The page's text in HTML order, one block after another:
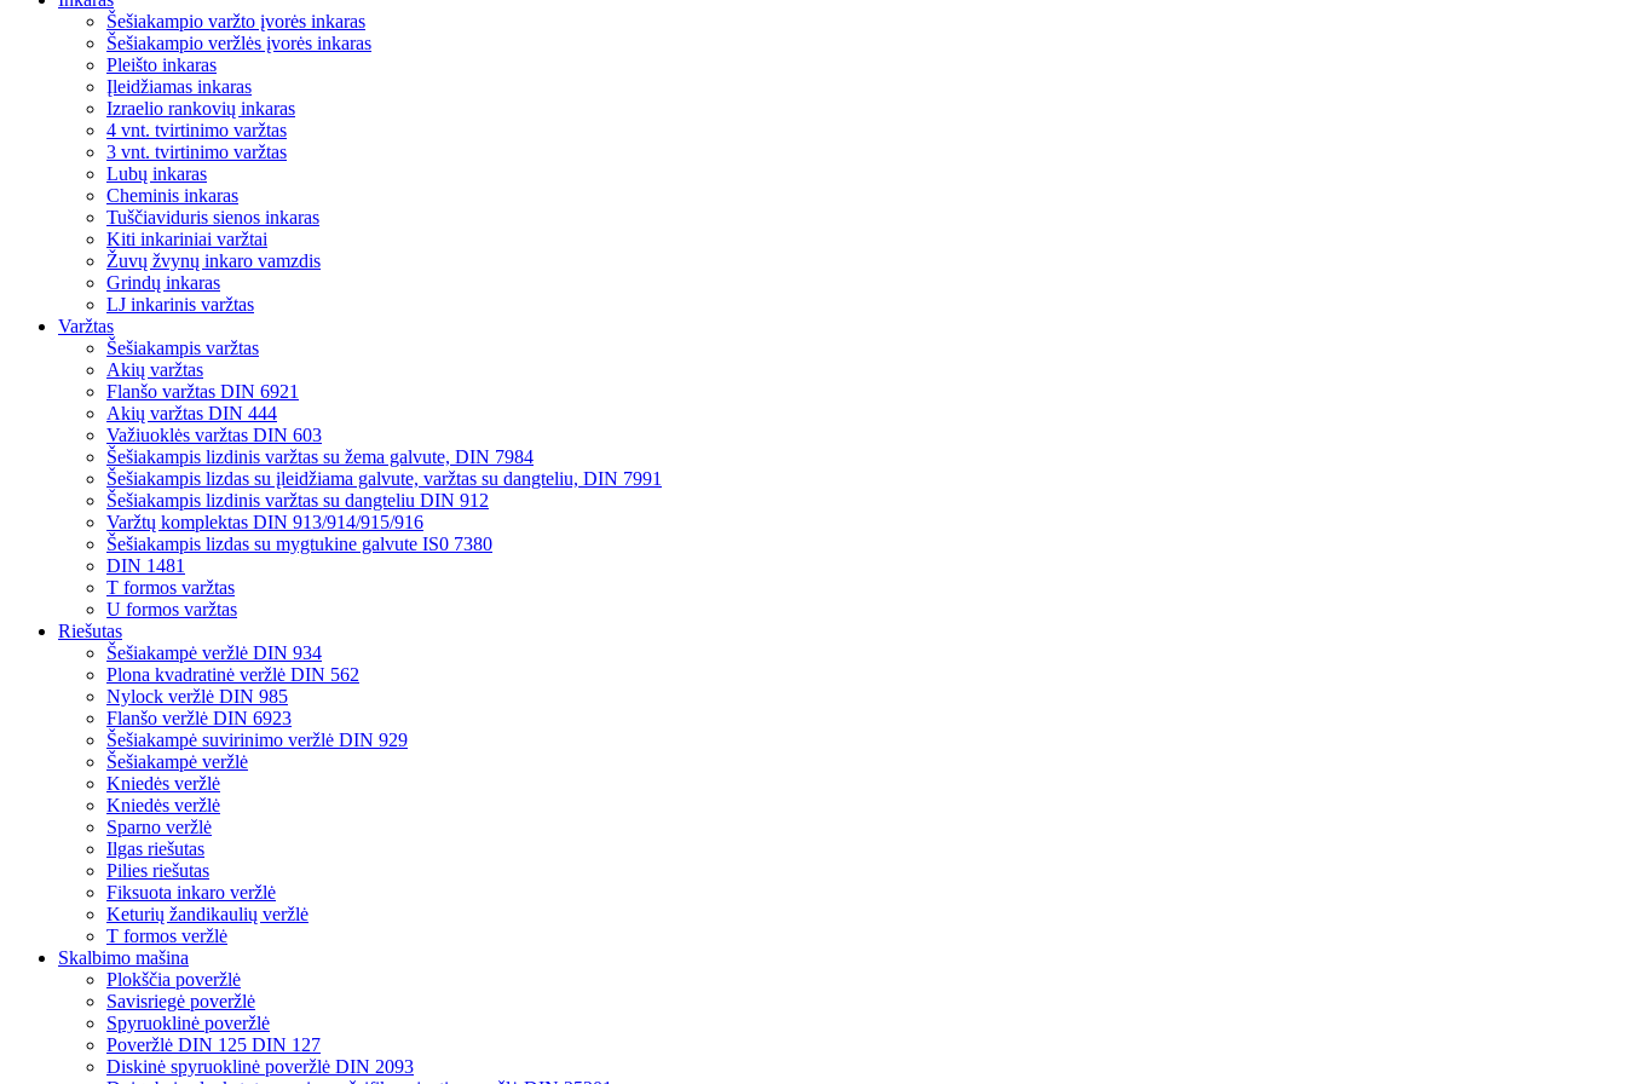
Šešiakampio varžto įvorės inkaras
Šešiakampio veržlės įvorės inkaras
Pleišto inkaras
Įleidžiamas inkaras
Izraelio rankovių inkaras
4 vnt. tvirtinimo varžtas
3 vnt. tvirtinimo varžtas
Lubų inkaras
Cheminis inkaras
Tuščiaviduris sienos inkaras
Kiti inkariniai varžtai
Žuvų žvynų inkaro vamzdis
Grindų inkaras
LJ inkarinis varžtas
Varžtas
Šešiakampis varžtas
Akių varžtas
Flanšo varžtas DIN 6921
Akių varžtas DIN 444
Važiuoklės varžtas DIN 603
Šešiakampis lizdinis varžtas su žema galvute, DIN 7984
Šešiakampis lizdas su įleidžiama galvute, varžtas su dangteliu, DIN 7991
Šešiakampis lizdinis varžtas su dangteliu DIN 912
Varžtų komplektas DIN 913/914/915/916
Šešiakampis lizdas su mygtukine galvute IS0 7380
DIN 1481
T formos varžtas
U formos varžtas
Riešutas
Šešiakampė veržlė DIN 934
Plona kvadratinė veržlė DIN 562
Nylock veržlė DIN 985
Flanšo veržlė DIN 6923
Šešiakampė suvirinimo veržlė DIN 929
Šešiakampė veržlė
Kniedės veržlė
Kniedės veržlė
Sparno veržlė
Ilgas riešutas
Pilies riešutas
Fiksuota inkaro veržlė
Keturių žandikaulių veržlė
T formos veržlė
Skalbimo mašina
Plokščia poveržlė
Savisriegė poveržlė
Spyruoklinė poveržlė
Poveržlė DIN 125 DIN 127
Diskinė spyruoklinė poveržlė DIN 2093